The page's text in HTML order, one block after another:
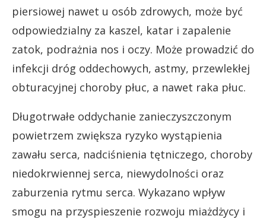
piersiowej nawet u osób zdrowych, może być
odpowiedzialny za kaszel, katar i zapalenie
zatok, podrażnia nos i oczy. Może prowadzić do
infekcji dróg oddechowych, astmy, przewlekłej
obturacyjnej choroby płuc, a nawet raka płuc.
Długotrwałe oddychanie zanieczyszczonym
powietrzem zwiększa ryzyko wystąpienia
zawału serca, nadciśnienia tętniczego, choroby
niedokrwiennej serca, niewydolności oraz
zaburzenia rytmu serca. Wykazano wpływ
smogu na przyspieszenie rozwoju miażdżycy i